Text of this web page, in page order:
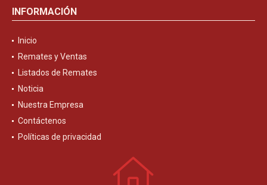
INFORMACIÓN
Inicio
Remates y Ventas
Listados de Remates
Noticia
Nuestra Empresa
Contáctenos
Políticas de privacidad